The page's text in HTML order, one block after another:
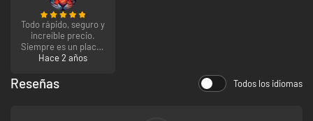
Todo rápido, seguro y
increíble precio.
Siempre es un placer
entrar aquí y
precios.
Hace 2 años
Reseñas Todos los idiomas